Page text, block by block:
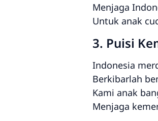
Menjaga
Untuk anak
3. Puisi
Indonesia
Berkibarlah
Kami anak
Menjaga